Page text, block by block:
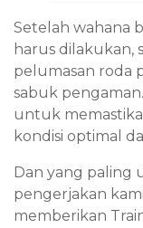
Setelah wahana
harus dilakukan,
pelumasan roda
sabuk
untuk
kondisi optimal
Dan yang paling
pengerjakan
memberikan